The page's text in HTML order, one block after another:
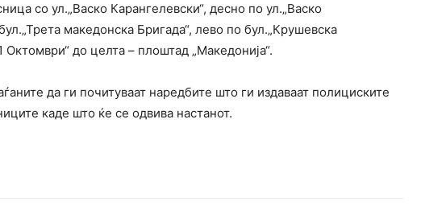
со ул.„Васко Карангелевски“, десно по ул.„Васко
македонска Бригада“, лево по бул.„Крушевска
Октомври“ до целта – плоштад „Македонија“.
да ги почитуваат наредбите што ги издаваат полициските
каде што ќе се одвива настанот.